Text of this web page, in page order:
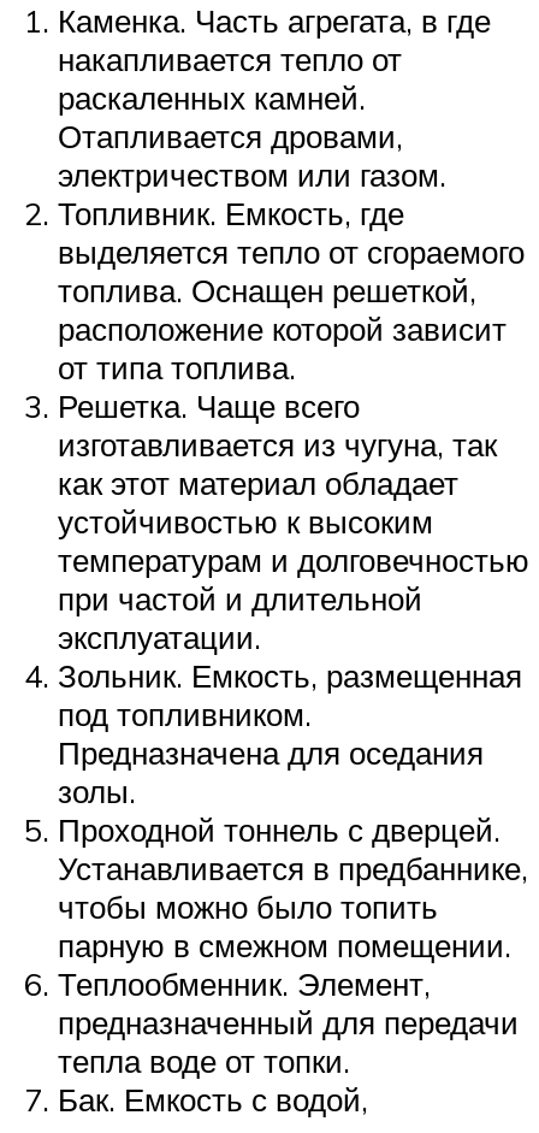
Каменка. Часть агрегата, в где
накапливается тепло от
раскаленных камней.
Отапливается дровами,
электричеством или газом.
Топливник. Емкость, где
выделяется тепло от сгораемого
топлива. Оснащен решеткой,
расположение которой зависит
от типа топлива.
Решетка. Чаще всего
изготавливается из чугуна, так
как этот материал обладает
устойчивостью к высоким
температурам и долговечностью
при частой и длительной
эксплуатации.
Зольник. Емкость, размещенная
под топливником.
Предназначена для оседания
золы.
Проходной тоннель с дверцей.
Устанавливается в предбаннике,
чтобы можно было топить
парную в смежном помещении.
Теплообменник. Элемент,
предназначенный для передачи
тепла воде от топки.
Бак. Емкость с водой,